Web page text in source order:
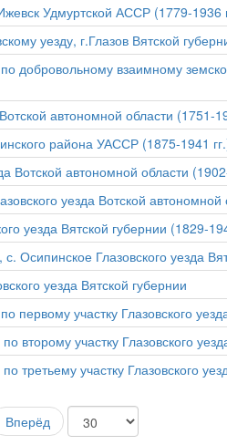
Удмуртской АССР (1779-1936
уезду, г.Глазов Вятской
добровольному взаимному
автономной области (1751-
района УАССР (1875-1941
Вотской автономной области
уезда Вотской автономной
уезда Вятской губернии (1829-
Осипинское Глазовского уезда
уезда Вятской губернии
первому участку Глазовского
второму участку Глазовского
третьему участку Глазовского
Вперёд